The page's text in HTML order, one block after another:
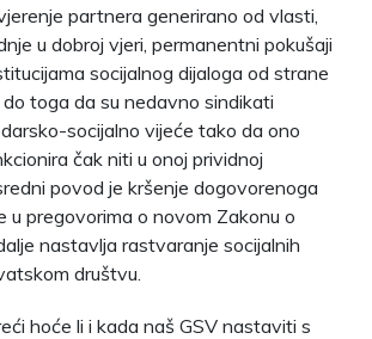
partnera generirano od vlasti,
u dobroj vjeri, permanentni pokušaji
socijalnog dijaloga od strane
toga da su nedavno sindikati
socijalno vijeće tako da ono
čak niti u onoj prividnoj
povod je kršenje dogovorenoga
u pregovorima o novom Zakonu o
nastavlja rastvaranje socijalnih
društvu.
hoće li i kada naš GSV nastaviti s